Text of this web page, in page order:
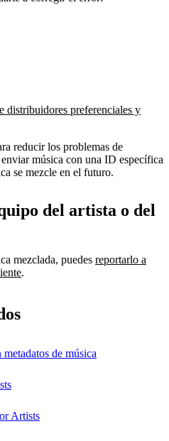
distribuidores preferenciales y
reducir los problemas de
música con una ID específica
se mezcle en el futuro.
del artista o del
mezclada, puedes reportarlo a
.
de música
Artists